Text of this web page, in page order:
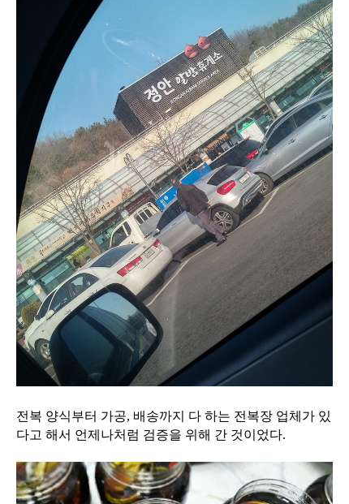
전복 양식부터 가공, 배송까지 다 하는 전복장 업체가 있
다고 해서 언제나처럼 검증을 위해 간 것이었다.